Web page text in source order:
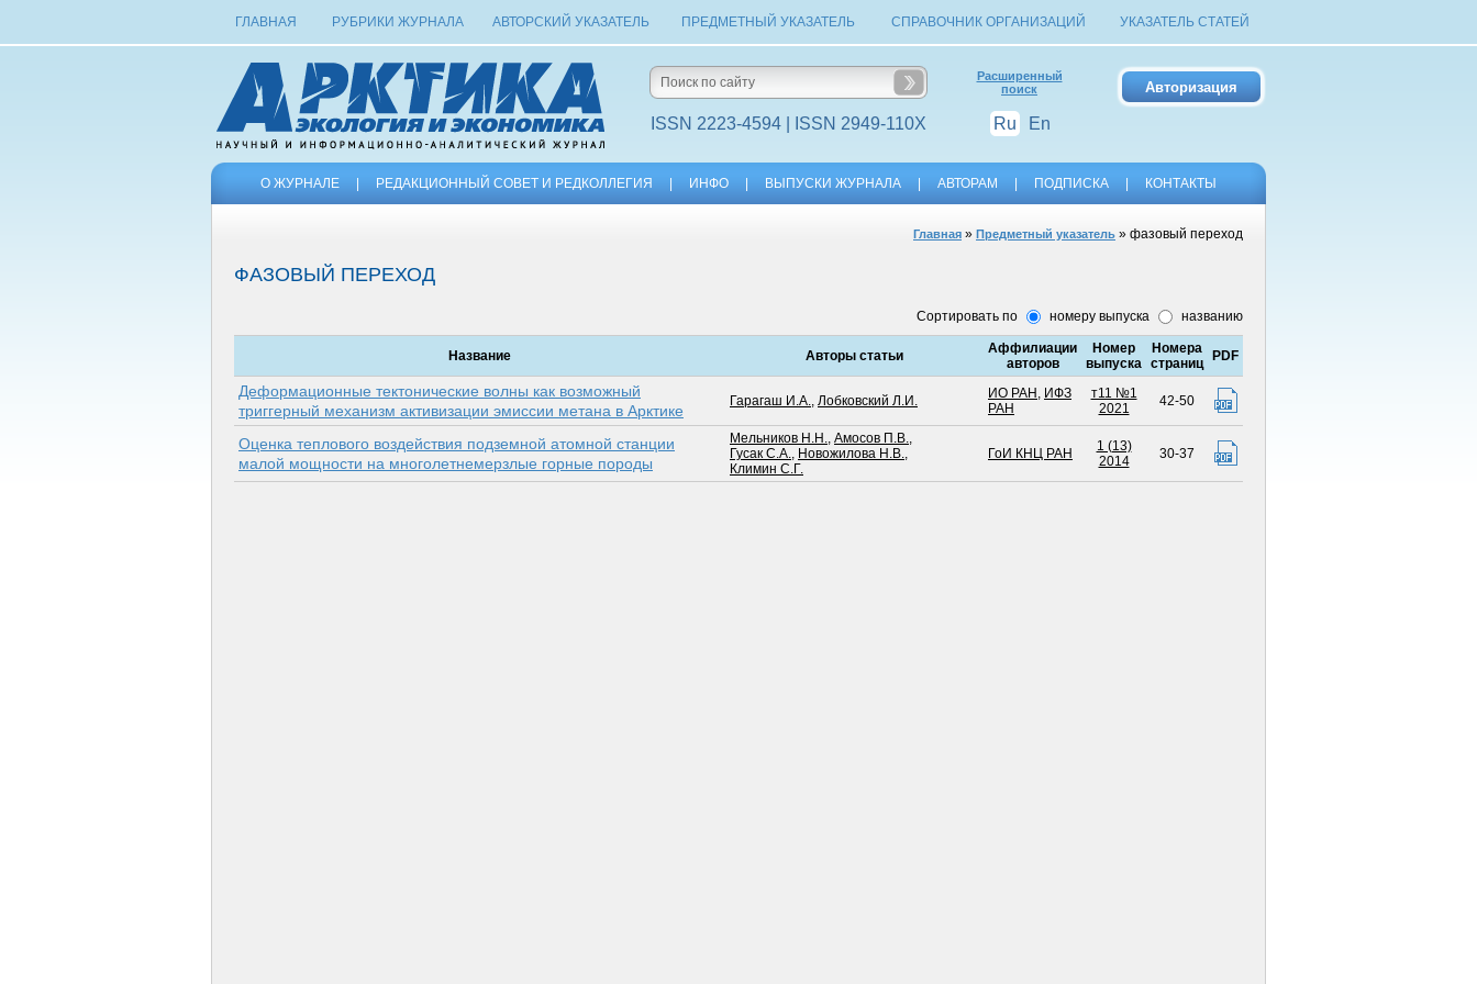
ГЛАВНАЯ РУБРИКИ ЖУРНАЛА АВТОРСКИЙ УКАЗАТЕЛЬ ПРЕДМЕТНЫЙ УКАЗАТЕЛЬ СПРАВОЧНИК ОРГАНИЗАЦИЙ УКАЗАТЕЛЬ СТАТЕЙ
ISSN 2223-4594 | ISSN 2949-110X
Расширенный
поиск
Ru En
О ЖУРНАЛЕ РЕДАКЦИОННЫЙ СОВЕТ И РЕДКОЛЛЕГИЯ ИНФО ВЫПУСКИ ЖУРНАЛА АВТОРАМ ПОДПИСКА КОНТАКТЫ
Главная » Предметный указатель » фазовый переход
ФАЗОВЫЙ ПЕРЕХОД
Сортировать по номеру выпуска названию
Название Авторы статьи
Аффилиации
авторов
Номер
выпуска
Номера
страниц
PDF
Деформационные тектонические волны как возможный
триггерный механизм активизации эмиссии метана в Арктике
Гарагаш И.А., Лобковский Л.И. ИО РАН , ИФЗ
РАН
т11 №1
2021
42-50
Оценка теплового воздействия подземной атомной станции
малой мощности на многолетнемерзлые горные породы
Мельников Н.Н., Амосов П.В.,
Гусак С.А., Новожилова Н.В.,
Климин С.Г.
ГоИ КНЦ РАН
1 (13)
2014
30-37